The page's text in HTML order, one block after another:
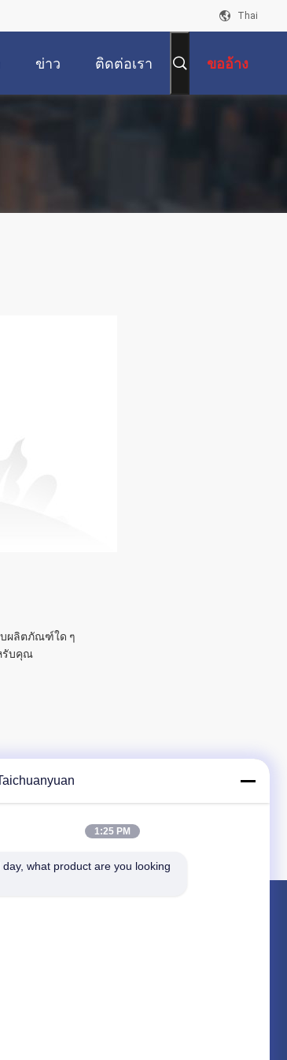
Thai
ข่าว ติดต่อเรา ขออ้าง
บผลิตภัณฑ์ใด ๆ
รับคุณ
1:25 PM
day, what product are you looking